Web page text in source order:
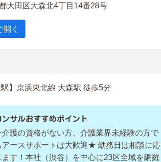
大田区大森北4丁目14番28号
く
駅】京浜東北線 大森駅 徒歩5分
ンサルおすすめポイント
護の資格がない方、介護業界未経験の方で
アースサポートは大歓迎★ 勤務日は相談に応
ます！本社（渋谷）を中心に23区全域を網羅